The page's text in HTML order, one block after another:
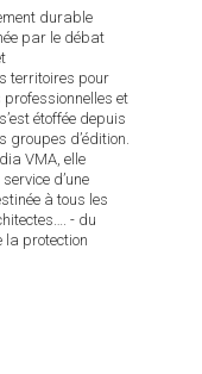
durable
par le débat
territoires pour
et
étoffée depuis
d’édition.
VMA, elle
d’une
à tous les
- du
la protection